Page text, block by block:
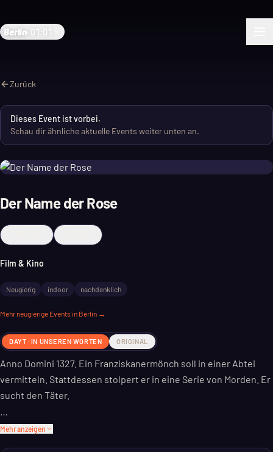
Berlin 01:01
Zurück
Dieses Event ist vorbei.
Schau dir ähnliche aktuelle Events weiter unten an.
Der Name der Rose
Film & Kino
Neugierig indoor nachdenklich
Mehr neugierige Events in Berlin →
DAYT · IN UNSEREN WORTEN ORIGINAL
Anno Domini 1327. Ein Franziskanermönch soll in einer Abtei
vermitteln. Stattdessen stolpert er in eine Serie von Morden. Er
sucht den Täter.
Nicht jeder ist begeistert von seinen Nachforschungen. Als die
Mehr anzeigen